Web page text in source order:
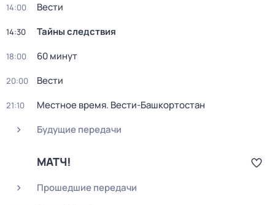
14:00 Вести
14:30 Тайны следствия
18:00 60 минут
20:00 Вести
21:10
Местное время. Вести-Башкортостан
Будущие передачи
МАТЧ!
Прошедшие передачи